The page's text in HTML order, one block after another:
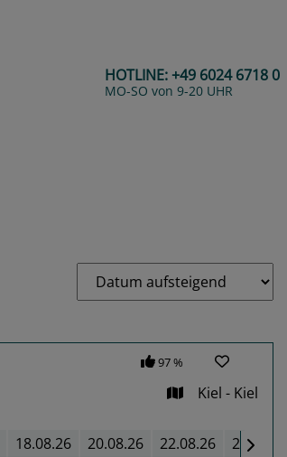
HOTLINE:+49 6024 6718 0
MO-SO von 9-20 UHR
97 %
Kiel - Kiel
18.08.26 20.08.26 22.08.26